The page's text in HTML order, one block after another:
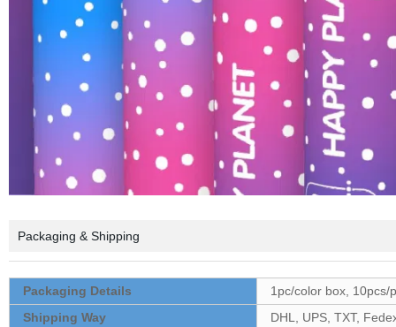
Packaging & Shipping
Packaging Details
1pc/color box, 10pcs/
Shipping Way
DHL, UPS, TXT,